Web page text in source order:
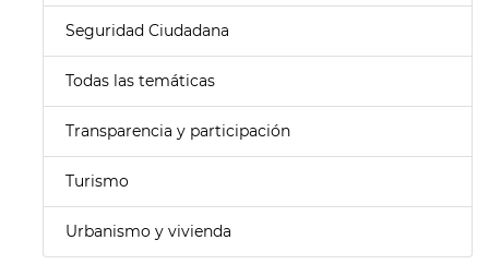
Seguridad Ciudadana
Todas las temáticas
Transparencia y participación
Turismo
Urbanismo y vivienda